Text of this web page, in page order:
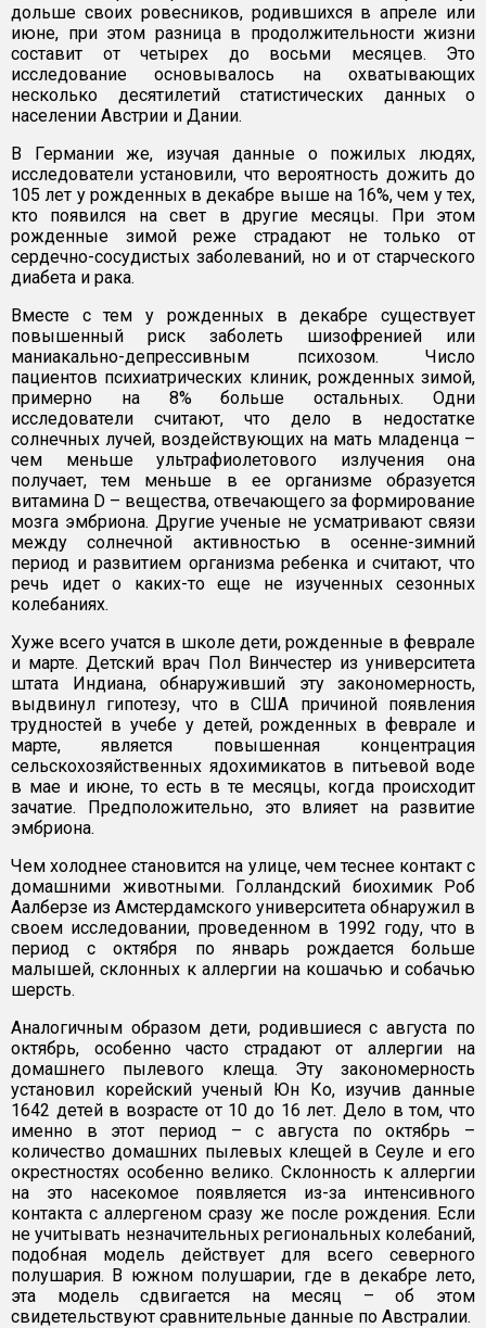
дольше своих ровесников, родившихся в апреле или
июне, при этом разница в продолжительности жизни
составит от четырех до восьми месяцев. Это
исследование основывалось на охватывающих
несколько десятилетий статистических данных о
населении Австрии и Дании.
В Германии же, изучая данные о пожилых людях,
исследователи установили, что вероятность дожить до
105 лет у рожденных в декабре выше на 16%, чем у тех,
кто появился на свет в другие месяцы. При этом
рожденные зимой реже страдают не только от
сердечно-сосудистых заболеваний, но и от старческого
диабета и рака.
Вместе с тем у рожденных в декабре существует
повышенный риск заболеть шизофренией или
маниакально-депрессивным психозом. Число
пациентов психиатрических клиник, рожденных зимой,
примерно на 8% больше остальных. Одни
исследователи считают, что дело в недостатке
солнечных лучей, воздействующих на мать младенца –
чем меньше ультрафиолетового излучения она
получает, тем меньше в ее организме образуется
витамина D – вещества, отвечающего за формирование
мозга эмбриона. Другие ученые не усматривают связи
между солнечной активностью в осенне-зимний
период и развитием организма ребенка и считают, что
речь идет о каких-то еще не изученных сезонных
колебаниях.
Хуже всего учатся в школе дети, рожденные в феврале
и марте. Детский врач Пол Винчестер из университета
штата Индиана, обнаруживший эту закономерность,
выдвинул гипотезу, что в США причиной появления
трудностей в учебе у детей, рожденных в феврале и
марте, является повышенная концентрация
сельскохозяйственных ядохимикатов в питьевой воде
в мае и июне, то есть в те месяцы, когда происходит
зачатие. Предположительно, это влияет на развитие
эмбриона.
Чем холоднее становится на улице, чем теснее контакт с
домашними животными. Голландский биохимик Роб
Аалберзе из Амстердамского университета обнаружил в
своем исследовании, проведенном в 1992 году, что в
период с октября по январь рождается больше
малышей, склонных к аллергии на кошачью и собачью
шерсть.
Аналогичным образом дети, родившиеся с августа по
октябрь, особенно часто страдают от аллергии на
домашнего пылевого клеща. Эту закономерность
установил корейский ученый Юн Ко, изучив данные
1642 детей в возрасте от 10 до 16 лет. Дело в том, что
именно в этот период – с августа по октябрь –
количество домашних пылевых клещей в Сеуле и его
окрестностях особенно велико. Склонность к аллергии
на это насекомое появляется из-за интенсивного
контакта с аллергеном сразу же после рождения. Если
не учитывать незначительных региональных колебаний,
подобная модель действует для всего северного
полушария. В южном полушарии, где в декабре лето,
эта модель сдвигается на месяц – об этом
свидетельствуют сравнительные данные по Австралии.